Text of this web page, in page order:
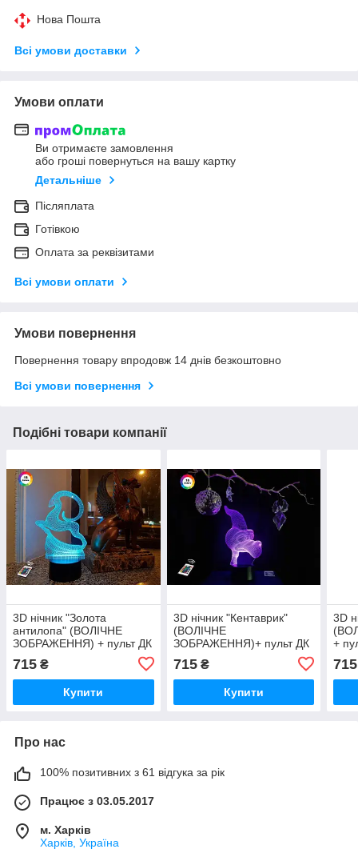
Нова Пошта
Всі умови доставки
Умови оплати
Ви отримаєте замовлення
або гроші повернуться на вашу картку
Детальніше
Післяплата
Готівкою
Оплата за реквізитами
Всі умови оплати
Умови повернення
Повернення товару впродовж 14 днів безкоштовно
Всі умови повернення
Подібні товари компанії
3D нічник "Золота
антилопа" (ВОЛІЧНЕ
ЗОБРАЖЕННЯ) + пульт ДК
+батарейки (3ААА)
3DTOYSLAMP
715 ₴
Купити
3D нічник "Кентаврик"
(ВОЛІЧНЕ
ЗОБРАЖЕННЯ)+ пульт ДК
адаптер +батарейки
(3ААА) 3DTOYSLAMP
715₴
Купити
3D
+
715
Про нас
100% позитивних з 61 відгука за рік
Працює з 03.05.2017
м. Харків
Харків, Україна